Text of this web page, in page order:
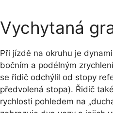
Vychytaná
Při jízdě na okruhu je
bočním a podélným
se řidič odchýlil od stopy
předvolená stopa). Řidič
rychlosti pohledem na